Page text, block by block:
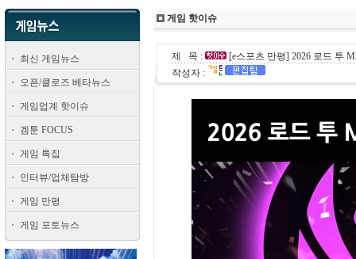
최신 게임뉴스
오픈/클로즈 베타뉴스
게임업계 핫이슈
겜툰 FOCUS
게임 특집
인터뷰/업체탐방
게임 만평
게임 포토뉴스
게임 핫이슈
제 목 :
[e스포츠 만평] 2026 로드 투
작성자 :